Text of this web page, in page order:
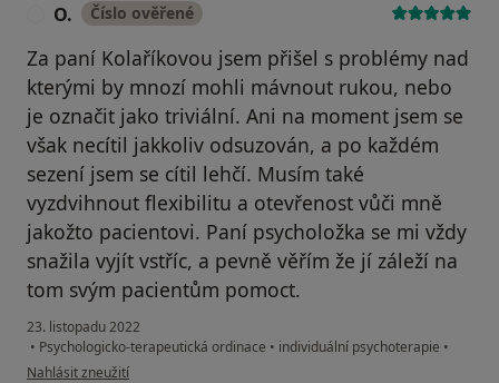
O. Číslo ověřené
Za paní Kolaříkovou jsem přišel s problémy nad
kterými by mnozí mohli mávnout rukou, nebo
je označit jako triviální. Ani na moment jsem se
však necítil jakkoliv odsuzován, a po každém
sezení jsem se cítil lehčí. Musím také
vyzdvihnout flexibilitu a otevřenost vůči mně
jakožto pacientovi. Paní psycholožka se mi vždy
snažila vyjít vstříc, a pevně věřím že jí záleží na
tom svým pacientům pomoct.
23. listopadu 2022
• Psychologicko-terapeutická ordinace • individuální psychoterapie •
podle názoru uživatele O.
Nahlásit zneužití